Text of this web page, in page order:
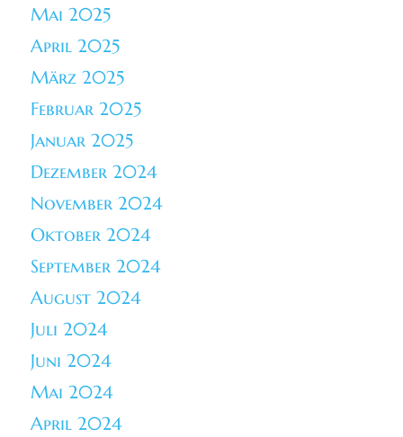
Mai 2025
April 2025
März 2025
Februar 2025
Januar 2025
Dezember 2024
November 2024
Oktober 2024
September 2024
August 2024
Juli 2024
Juni 2024
Mai 2024
April 2024